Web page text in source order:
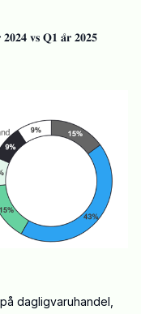
𝟐𝟎𝟐𝟒 𝐯𝐬 𝐐𝟏 𝐚̊𝐫 𝟐𝟎𝟐𝟓
dagligvaruhandel,